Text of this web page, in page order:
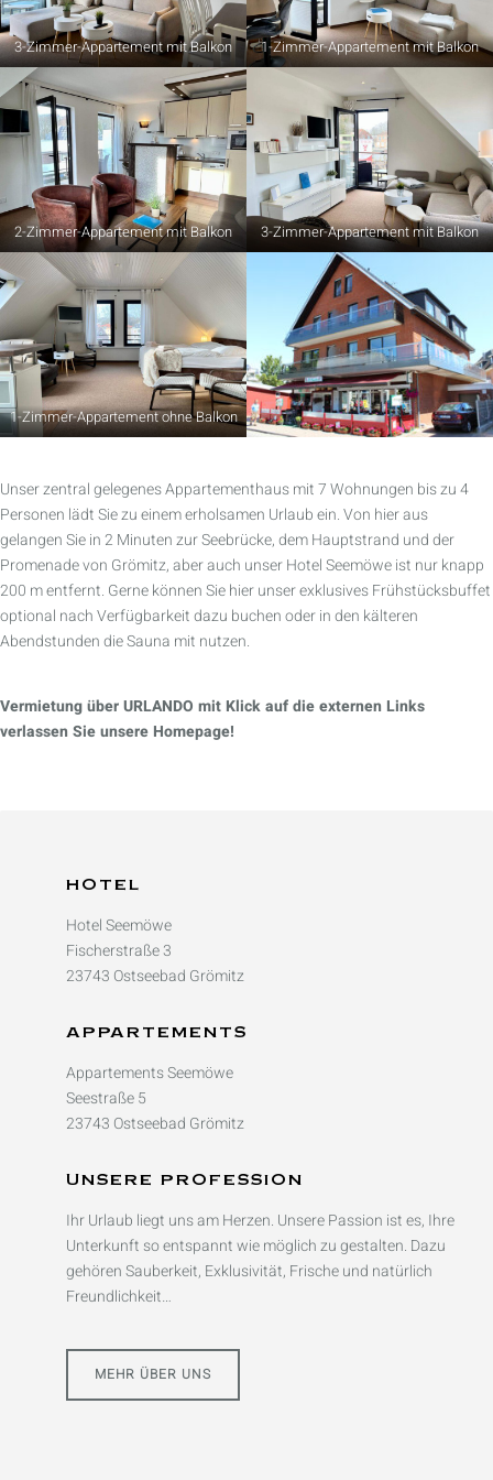
3-Zimmer-Appartement mit Balkon 1-Zimmer-Appartement mit Balkon
2-Zimmer-Appartement mit Balkon 3-Zimmer-Appartement mit Balkon
1-Zimmer-Appartement ohne Balkon
Unser zentral gelegenes Appartementhaus mit 7 Wohnungen bis zu 4
Personen lädt Sie zu einem erholsamen Urlaub ein. Von hier aus
gelangen Sie in 2 Minuten zur Seebrücke, dem Hauptstrand und der
Promenade von Grömitz, aber auch unser Hotel Seemöwe ist nur knapp
200 m entfernt. Gerne können Sie hier unser exklusives Frühstücksbuffet
optional nach Verfügbarkeit dazu buchen oder in den kälteren
Abendstunden die Sauna mit nutzen.
Vermietung über URLANDO mit Klick auf die externen Links
verlassen Sie unsere Homepage!
HOTEL
Hotel Seemöwe
Fischerstraße 3
23743 Ostseebad Grömitz
APPARTEMENTS
Appartements Seemöwe
Seestraße 5
23743 Ostseebad Grömitz
UNSERE PROFESSION
Ihr Urlaub liegt uns am Herzen. Unsere Passion ist es, Ihre
Unterkunft so entspannt wie möglich zu gestalten. Dazu
gehören Sauberkeit, Exklusivität, Frische und natürlich
Freundlichkeit…
MEHR ÜBER UNS